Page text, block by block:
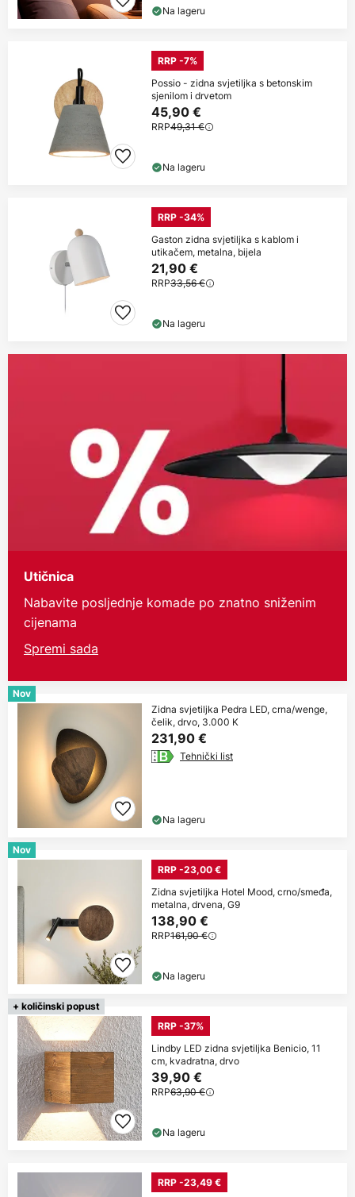
Na lageru
RRP -7%
Possio - zidna svjetiljka s betonskim
sjenilom i drvetom
45,90 €
RRP49,31 €
Na lageru
RRP -34%
Gaston zidna svjetiljka s kablom i
utikačem, metalna, bijela
21,90 €
RRP33,56 €
Na lageru
Utičnica
Nabavite posljednje komade po znatno sniženim
cijenama
Spremi sada
Nov
Zidna svjetiljka Pedra LED, crna/wenge,
čelik, drvo, 3.000 K
231,90 €
Tehnički list
Na lageru
Nov
RRP -23,00 €
Zidna svjetiljka Hotel Mood, crno/smeđa,
metalna, drvena, G9
138,90 €
RRP161,90 €
Na lageru
+ količinski popust
RRP -37%
Lindby LED zidna svjetiljka Benicio, 11
cm, kvadratna, drvo
39,90 €
RRP63,90 €
Na lageru
RRP -23,49 €